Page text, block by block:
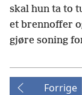
skal hun ta to
et brennoffer
gjøre soning
Forrige